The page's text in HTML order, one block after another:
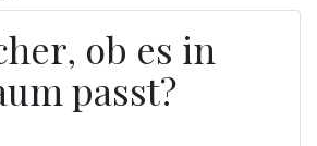
ob es in
passt?